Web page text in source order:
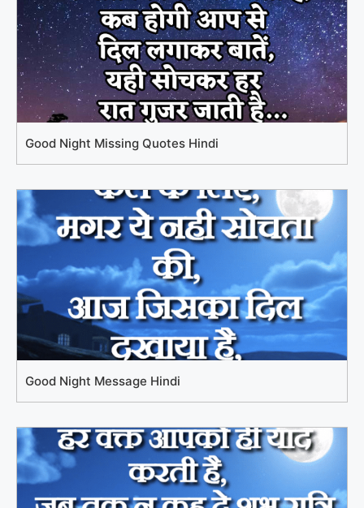
Good Night Missing Quotes Hindi
Good Night Message Hindi